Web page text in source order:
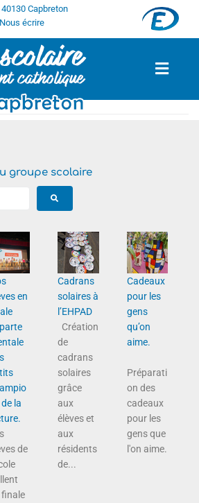
Capbreton
Nous écrire
groupe scolaire
en
la
de
finale
Cadrans
solaires à
l’EHPAD
Création
de
cadrans
solaires
grâce
aux
élèves et
aux
résidents
de...
Cadeaux
pour les
gens
qu’on
aime.
Préparati
on des
cadeaux
pour les
gens que
l'on aime.